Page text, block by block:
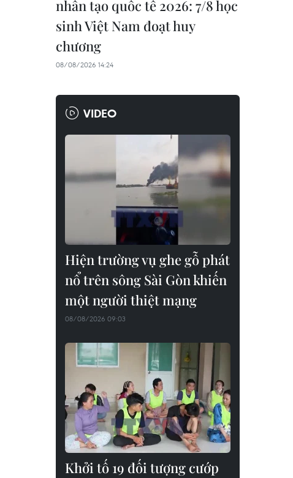
nhân tạo quốc tế 2026: 7/8 học
sinh Việt Nam đoạt huy
chương
08/08/2026 14:24
VIDEO
Hiện trường vụ ghe gỗ phát
nổ trên sông Sài Gòn khiến
một người thiệt mạng
08/08/2026 09:03
Khởi tố 19 đối tượng cướp